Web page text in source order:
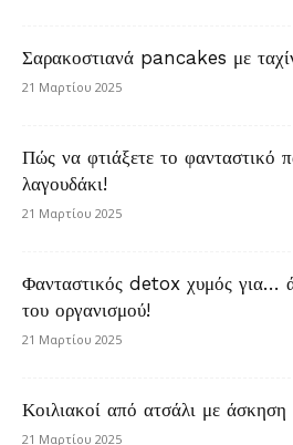
Σαρακοστιανά pancakes με
21 Μαρτίου 2025
Πώς να φτιάξετε το φανταστικό
λαγουδάκι!
21 Μαρτίου 2025
Φανταστικός detox χυμός για…
του οργανισμού!
21 Μαρτίου 2025
Κοιλιακοί από ατσάλι με
21 Μαρτίου 2025